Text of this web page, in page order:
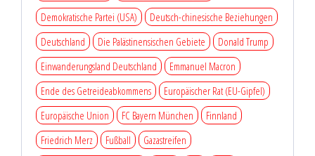
Demokratische Partei (USA)
Deutsch-chinesische Beziehungen
Deutschland
Die Palästinensischen Gebiete
Donald Trump
Einwanderungsland Deutschland
Emmanuel Macron
Ende des Getreideabkommens
Europäischer Rat (EU-Gipfel)
Europäische Union
FC Bayern München
Finnland
Friedrich Merz
Fußball
Gazastreifen